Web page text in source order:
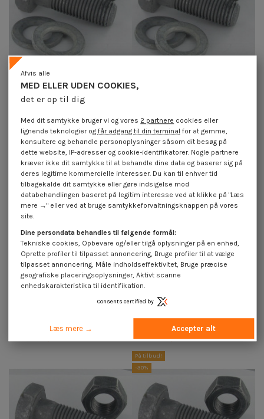
Tilgængelig inden for 15 arbejdsdage
Bolt med møtrik modstandsdygtig
stål
199,30 €inkl. moms
modstandsdygtig mod...
189,00 €inkl. moms
modstandsdygtig mod...
M30X90 2 Skiver klasse 10.9
modstandsdygtig mod...
82,20 €inkl. moms
På tilbud!
-30%
MED ELLER UDEN COOKIES,
det er op til dig
Afvis alle
Med dit samtykke bruger vi og vores 2 partnere cookies eller
lignende teknologier ogfår adgang til din terminal for at gemme,
konsultere og behandle personoplysninger såsom dit besøg på
dette website, IP-adresser og cookie-identifikatorer. Nogle partnere
kræver ikke dit samtykke til at behandle dine data og baserer sig på
deres legitime kommercielle interesser. Du kan til enhver tid
tilbagekalde dit samtykke eller gøre indsigelse mod
databehandlingen baseret på legitim interesse ved at klikke på "Læs
mere →" eller ved at bruge samtykkeforvaltningsknappen på vores
site.
Dine persondata behandles til følgende formål:
Tekniske cookies, Opbevare og/eller tilgå oplysninger på en enhed,
Oprette profiler til tilpasset annoncering, Bruge profiler til at vælge
tilpasset annoncering, Måle indholdseffektivitet, Bruge præcise
geografiske placeringsoplysninger, Aktivt scanne
enhedskarakteristika til identifikation.
Consents certified by
Læs mere → Accepter alt